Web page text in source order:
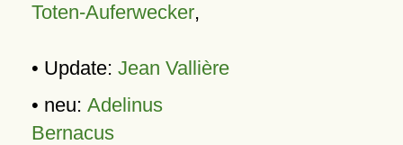
Toten-Auferwecker,
• Update: Jean Vallière
• neu: Adelinus
Bernacus